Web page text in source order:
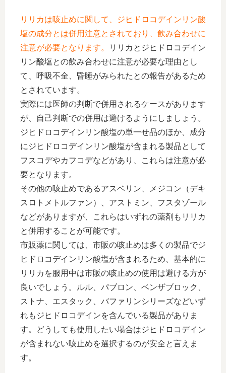
リリカは咳止めに関して、ジヒドロコデインリン酸
塩の成分とは併用注意とされており、飲み合わせに
注意が必要となります。
リリカとジヒドロコデイン
リン酸塩との飲み合わせに注意が必要な理由とし
て、呼吸不全、昏睡がみられたとの報告があるため
とされています。
実際には医師の判断で併用されるケースがあります
が、自己判断での併用は避けるようにしましょう。
ジヒドロコデインリン酸塩の単一せ品のほか、成分
にジヒドロコデインリン酸塩が含まれる製品として
フスコデやカフコデなどがあり、これらは注意が必
要となります。
その他の咳止めであるアスベリン、メジコン（デキ
スロトメトルファン）、アストミン、フスタゾール
などがありますが、これらはいずれの薬剤もリリカ
と併用することが可能です。
市販薬に関しては、市販の咳止めは多くの製品でジ
ヒドロコデインリン酸塩が含まれるため、基本的に
リリカを服用中は市販の咳止めの使用は避ける方が
良いでしょう。ルル、パブロン、ベンザブロック、
ストナ、エスタック、バファリンシリーズなどいず
れもジヒドロコデインを含んでいる製品がありま
す。どうしても使用したい場合はジヒドロコデイン
が含まれない咳止めを選択するのが安全と言えま
す。